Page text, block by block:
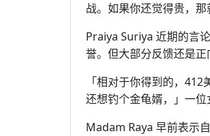
战。如果你还觉得贵，
Praiya Suriya 近期的言
誉。但大部分反馈还是
「相对于你得到的，
还想钓个金龟婿，」一位
Madam Raya 早前表示